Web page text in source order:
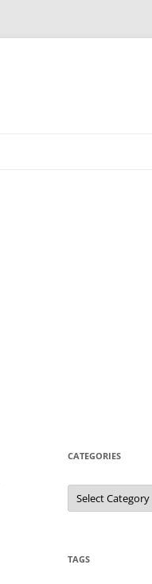
CATEGORIES
Categories
TAGS